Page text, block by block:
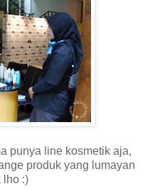
punya line kosmetik aja,
produk yang lumayan
lho :)